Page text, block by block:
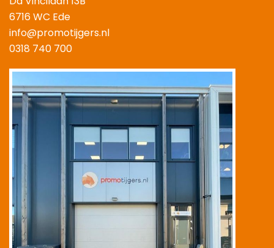
6716 WC Ede
info@promotijgers.nl
0318 740 700